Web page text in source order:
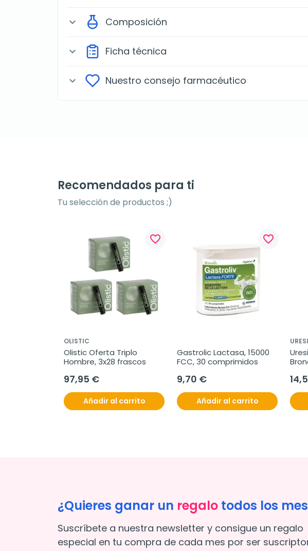
expand_more Composición
expand_more Ficha técnica
expand_more Nuestro consejo farmacéutico
Recomendados para ti
Tu selección de productos ;)
favorite_border
OLISTIC
Olistic Oferta Triplo
Hombre, 3x28 frascos
97,95 €
Añadir al carrito
favorite_border
Gastrolic Lactasa, 15000
FCC, 30 comprimidos
9,70 €
Añadir al carrito
¿Quieres ganar un regalo todos los
Suscríbete a nuestra newsletter y consigue un regalo
especial en tu compra de cada mes por ser